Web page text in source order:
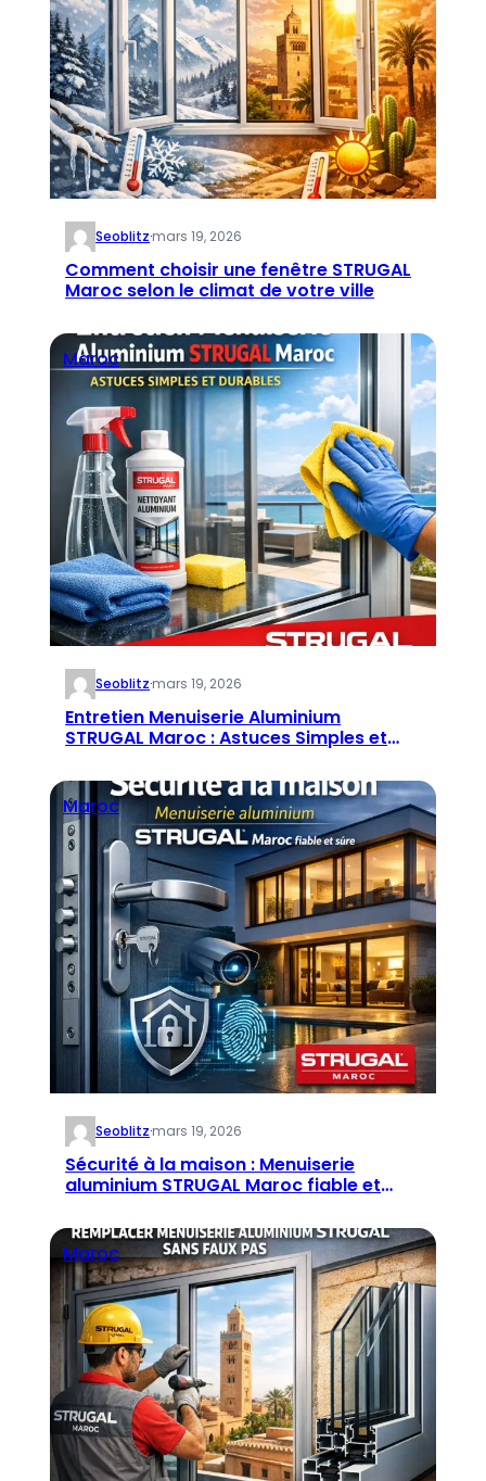
Seoblitz·mars 19, 2026
Comment choisir une fenêtre STRUGAL
Maroc selon le climat de votre ville
Maroc
Seoblitz·mars 19, 2026
Entretien Menuiserie Aluminium
STRUGAL Maroc : Astuces Simples et
Maroc
Seoblitz·mars 19, 2026
Sécurité à la maison : Menuiserie
aluminium STRUGAL Maroc fiable et
Maroc